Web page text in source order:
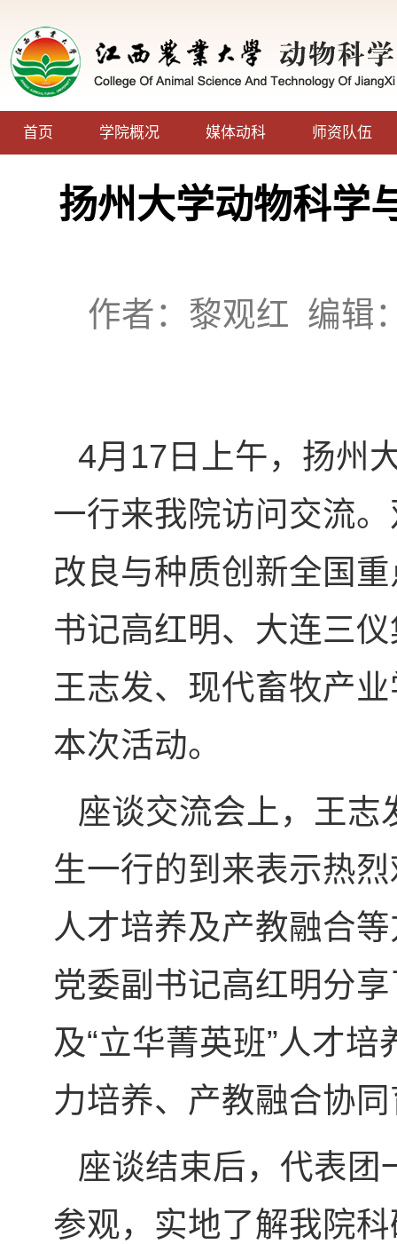
首页 学院概况 媒体动科 师资队伍
扬州大学动物科学
作者：黎观红 编辑
4月17日上午，扬州
一行来我院访问交流
改良与种质创新全国
书记高红明、大连三
王志发、现代畜牧产
本次活动。
座谈交流会上，王志
生一行的到来表示热
人才培养及产教融合
党委副书记高红明分
及“立华菁英班”人才
力培养、产教融合协
座谈结束后，代表团
参观，实地了解我院